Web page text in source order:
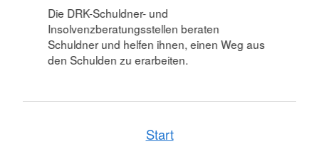
Unterstützung in Krisen- und
Konfliktsituationen
Weitervermittlung an Fachdienste (z. B.
Die DRK-Schuldner- und
Insolvenzberatungsstellen beraten
Schuldner und helfen ihnen, einen Weg aus
den Schulden zu erarbeiten.
Start